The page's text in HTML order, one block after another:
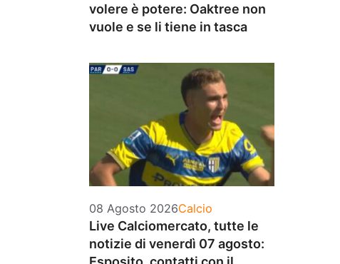
volere è potere: Oaktree non
vuole e se li tiene in tasca
08 Agosto 2026Categorie
Calcio
Live Calciomercato, tutte le
notizie di venerdì 07 agosto: